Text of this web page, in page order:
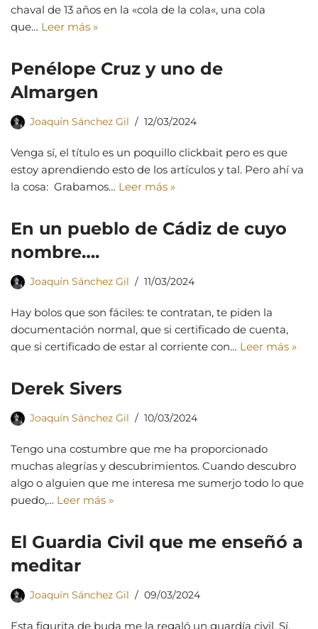
chaval de 13 años en la «cola de la cola«, una cola
que… Leer más »
Penélope Cruz y uno de
Almargen
Joaquín Sánchez Gil 12/03/2024
Venga sí, el título es un poquillo clickbait pero es que
estoy aprendiendo esto de los artículos y tal. Pero ahí va
la cosa: Grabamos… Leer más »
En un pueblo de Cádiz de cuyo
nombre….
Joaquín Sánchez Gil 11/03/2024
Hay bolos que son fáciles: te contratan, te piden la
documentación normal, que si certificado de cuenta,
que si certificado de estar al corriente con… Leer más »
Derek Sivers
Joaquín Sánchez Gil 10/03/2024
Tengo una costumbre que me ha proporcionado
muchas alegrías y descubrimientos. Cuando descubro
algo o alguien que me interesa me sumerjo todo lo que
puedo,… Leer más »
El Guardia Civil que me enseñó a
meditar
Joaquín Sánchez Gil 09/03/2024
Esta figurita de buda me la regaló un guardía civil. Sí.